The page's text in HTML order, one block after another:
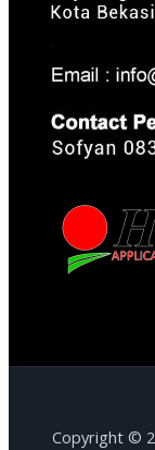
Copyright ©